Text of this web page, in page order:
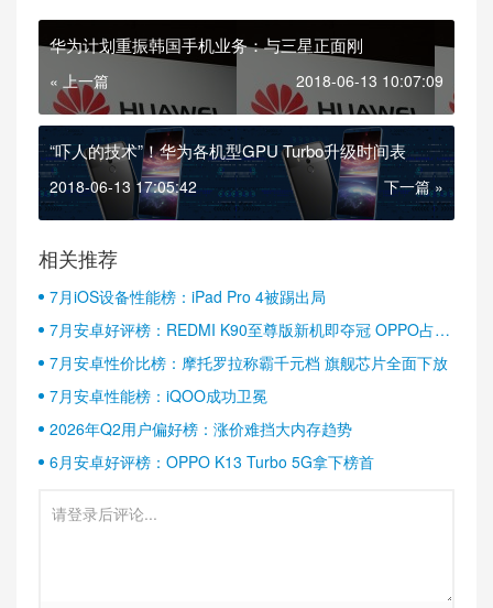
华为计划重振韩国手机业务：与三星正面刚
« 上一篇 2018-06-13 10:07:09
“吓人的技术”！华为各机型GPU Turbo升级时间表
2018-06-13 17:05:42 下一篇 »
相关推荐
7月iOS设备性能榜：iPad Pro 4被踢出局
7月安卓好评榜：REDMI K90至尊版新机即夺冠 OPPO占据
半壁江山
7月安卓性价比榜：摩托罗拉称霸千元档 旗舰芯片全面下放
7月安卓性能榜：iQOO成功卫冕
2026年Q2用户偏好榜：涨价难挡大内存趋势
6月安卓好评榜：OPPO K13 Turbo 5G拿下榜首